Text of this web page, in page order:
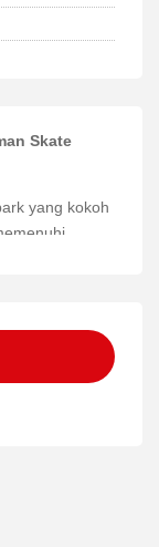
Skate
yang kokoh
dan baja
jangka
keselamatan,